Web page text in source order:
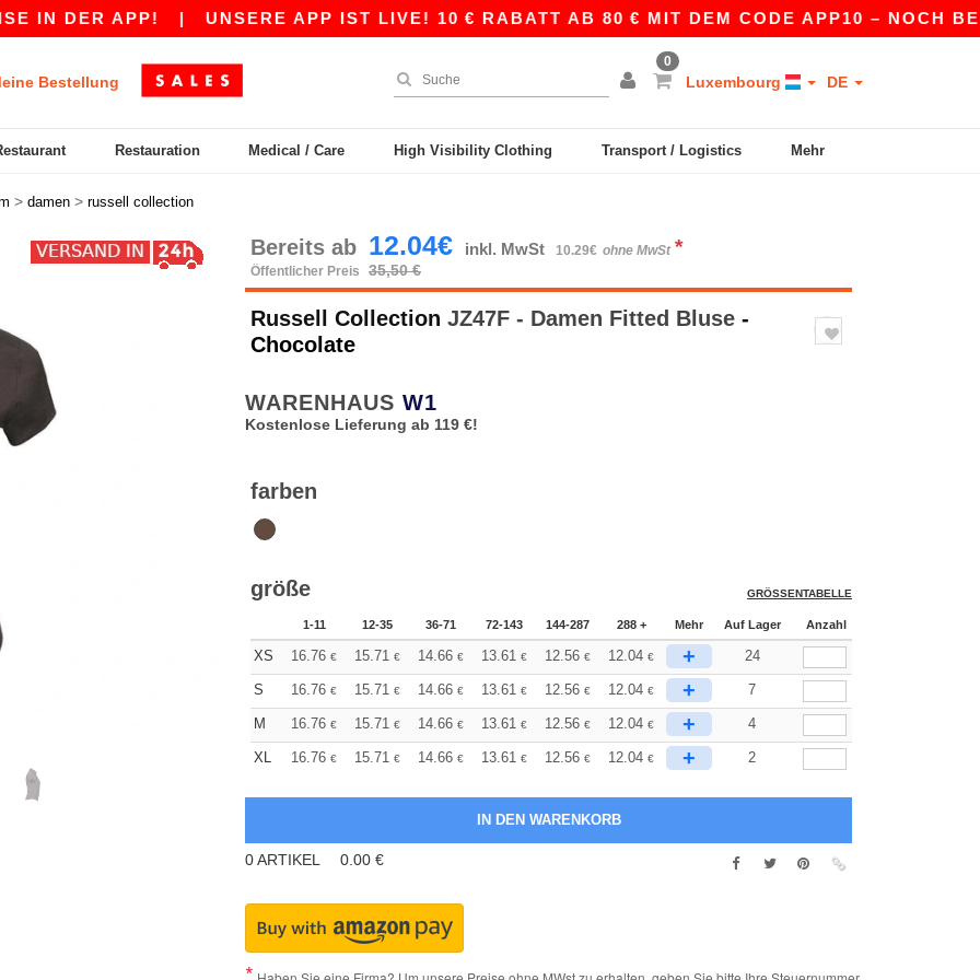
DER APP!|UNSERE APP IST LIVE! 10 € RABATT AB 80 € MIT DEM CODE APP10 – NOCH
Bestellung
0
Luxembourg DE
Restauration Medical / Care High Visibility Clothing Transport / Logistics Mehr
> damen > russell collection
Bereits ab 12.04€ inkl. MwSt 10.29€ ohne MwSt *
Öffentlicher Preis 35,50 €
Russell Collection JZ47F - Damen Fitted Bluse -
Chocolate
WARENHAUS W1
Kostenlose Lieferung ab 119 €!
farben
größe GRÖSSENTABELLE
1-11 12-35 36-71 72-143 144-287 288 + Mehr Auf Lager Anzahl
XS 16.76 € 15.71 € 14.66 € 13.61 € 12.56 € 12.04 € + 24
S 16.76 € 15.71 € 14.66 € 13.61 € 12.56 € 12.04 € + 7
M 16.76 € 15.71 € 14.66 € 13.61 € 12.56 € 12.04 € + 4
XL 16.76 € 15.71 € 14.66 € 13.61 € 12.56 € 12.04 € + 2
0ARTIKEL 0.00 €